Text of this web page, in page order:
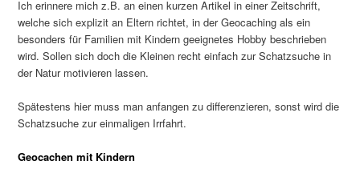
Ich erinnere mich z.B. an einen kurzen Artikel in einer Zeitschrift,
welche sich explizit an Eltern richtet, in der Geocaching als ein
besonders für Familien mit Kindern geeignetes Hobby beschrieben
wird. Sollen sich doch die Kleinen recht einfach zur Schatzsuche in
der Natur motivieren lassen.
Spätestens hier muss man anfangen zu differenzieren, sonst wird die
Schatzsuche zur einmaligen Irrfahrt.
Geocachen mit Kindern